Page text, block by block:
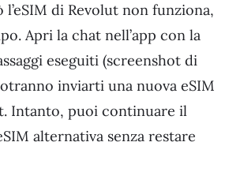
di Revolut non funziona,
Apri la chat nell’app con la
eseguiti (screenshot di
inviarti una nuova eSIM
Intanto, puoi continuare il
alternativa senza restare